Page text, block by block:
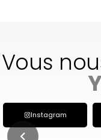
Vous
Instagram